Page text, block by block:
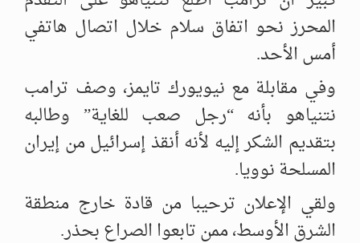
المحرز نحو اتفاق سلام خلال اتصال هاتفي
أمس الأحد.
وفي مقابلة مع نيويورك تايمز، وصف ترامب
نتنياهو بأنه “رجل صعب للغاية” وطالبه
بتقديم الشكر إليه لأنه أنقذ إسرائيل من إيران
المسلحة نوويا.
ولقي الإعلان ترحيبا من قادة خارج منطقة
الشرق الأوسط، ممن تابعوا الصراع بحذر.